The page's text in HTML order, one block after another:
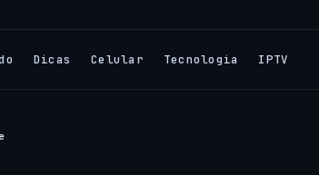
Dicas Celular Tecnologia IPTV